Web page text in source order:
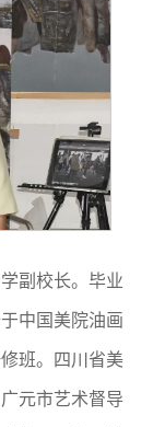
副校长。毕业
中国美院油画
班。四川省美
元市艺术督导